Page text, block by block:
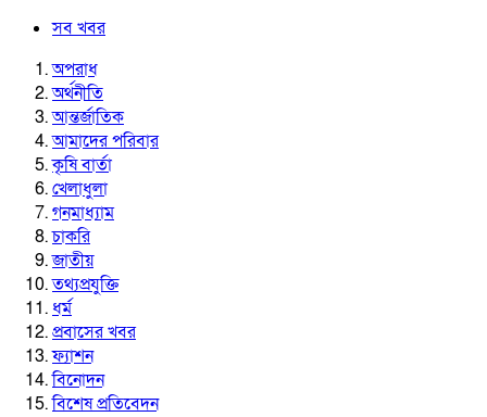
সব খবর
অপরাধ
অর্থনীতি
আন্তর্জাতিক
আমাদের পরিবার
কৃষি বার্তা
খেলাধুলা
গনমাধ্যাম
চাকরি
জাতীয়
তথ্যপ্রযুক্তি
ধর্ম
প্রবাসের খবর
ফ্যাশন
বিনোদন
বিশেষ প্রতিবেদন